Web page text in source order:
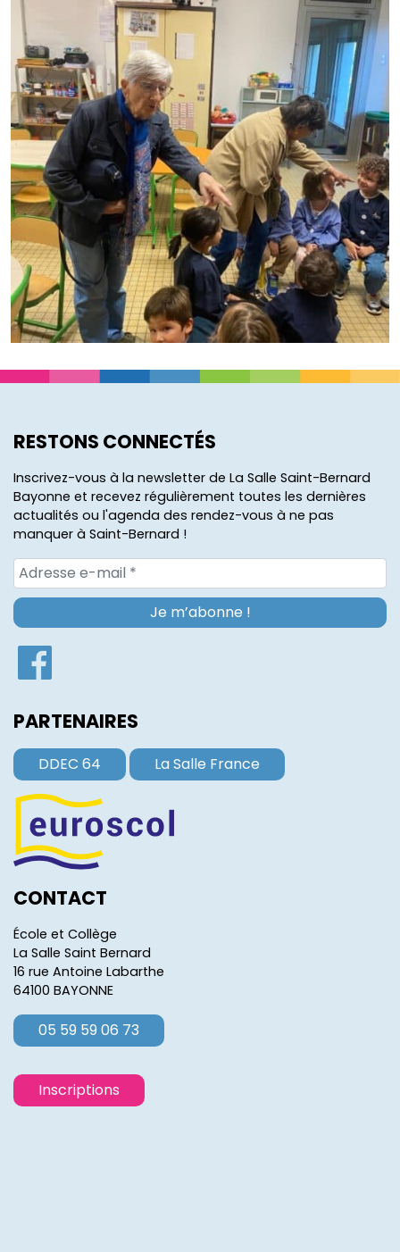
RESTONS CONNECTÉS
Inscrivez-vous à la newsletter de La Salle Saint-Bernard
Bayonne et recevez régulièrement toutes les dernières
actualités ou l'agenda des rendez-vous à ne pas
manquer à Saint-Bernard !
PARTENAIRES
DDEC 64 La Salle France
CONTACT
École et Collège
La Salle Saint Bernard
16 rue Antoine Labarthe
64100 BAYONNE
05 59 59 06 73
Inscriptions